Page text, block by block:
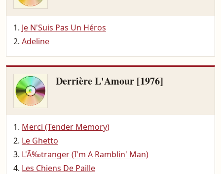
Je N'Suis Pas Un Héros
Adeline
Derrière L'Amour [1976]
Merci (Tender Memory)
Le Ghetto
L'Ã‰tranger (I'm A Ramblin' Man)
Les Chiens De Paille